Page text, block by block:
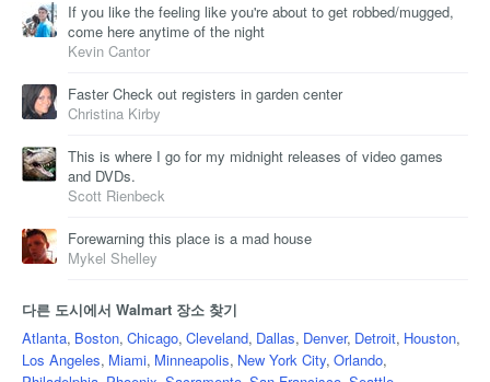
If you like the feeling like you're about to get robbed/mugged,
come here anytime of the night
Kevin Cantor
Faster Check out registers in garden center
Christina Kirby
This is where I go for my midnight releases of video games
and DVDs.
Scott Rienbeck
Forewarning this place is a mad house
Mykel Shelley
다른 도시에서 Walmart 장소 찾기
Atlanta, Boston, Chicago, Cleveland, Dallas, Denver, Detroit, Houston,
Los Angeles, Miami, Minneapolis, New York City, Orlando,